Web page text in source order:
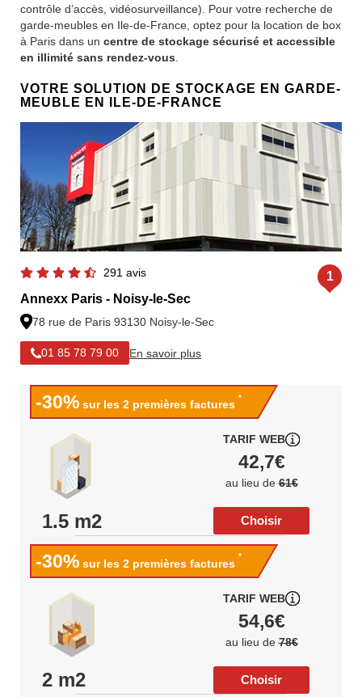
contrôle d’accès, vidéosurveillance). Pour votre recherche de
garde-meubles en Ile-de-France, optez pour la location de box
à Paris dans un centre de stockage sécurisé et accessible
en illimité sans rendez-vous
VOTRE SOLUTION DE STOCKAGE EN GARDE-
MEUBLE EN ILE-DE-FRANCE
291 avis
Annexx Paris - Noisy-le-Sec
78 rue de Paris 93130 Noisy-le-Sec
01 85 78 79 00 En savoir plus
1
-30% sur les 2 premières factures
*
1.5 m2
TARIF WEB
42,7€
au lieu de61€
Choisir
-30% sur les 2 premières factures
*
2 m2
TARIF WEB
54,6€
au lieu de78€
Choisir